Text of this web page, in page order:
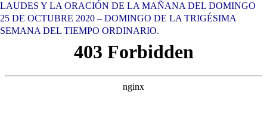
LAUDES Y LA ORACIÓN DE LA MAÑANA DEL DOMINGO
25 DE OCTUBRE 2020 – DOMINGO DE LA TRIGÉSIMA
SEMANA DEL TIEMPO ORDINARIO.